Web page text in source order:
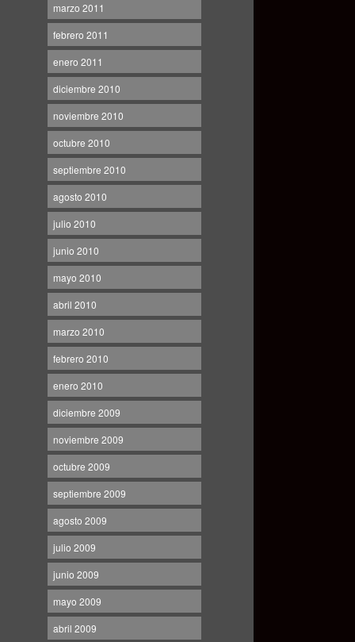
marzo 2011
febrero 2011
enero 2011
diciembre 2010
noviembre 2010
octubre 2010
septiembre 2010
agosto 2010
julio 2010
junio 2010
mayo 2010
abril 2010
marzo 2010
febrero 2010
enero 2010
diciembre 2009
noviembre 2009
octubre 2009
septiembre 2009
agosto 2009
julio 2009
junio 2009
mayo 2009
abril 2009